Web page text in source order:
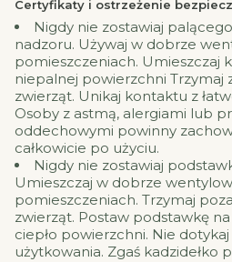
Certyfikaty i ostrzeżenie
Nigdy nie zostawiaj
nadzoru. Używaj w dobrze
pomieszczeniach. Umieszczaj
niepalnej powierzchni Trzymaj
zwierząt. Unikaj kontaktu z
Osoby z astmą, alergiami lub
oddechowymi powinny
całkowicie po użyciu.
Nigdy nie zostawiaj
Umieszczaj w dobrze
pomieszczeniach. Trzymaj
zwierząt. Postaw podstawkę
ciepło powierzchni. Nie
użytkowania. Zgaś kadzidełko